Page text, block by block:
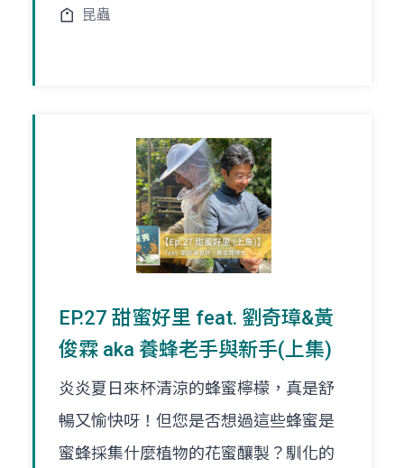
昆蟲
EP.27 甜蜜好里 feat. 劉奇璋&黃
俊霖 aka 養蜂老手與新手(上集)
炎炎夏日來杯清涼的蜂蜜檸檬，真是舒
暢又愉快呀！但您是否想過這些蜂蜜是
蜜蜂採集什麼植物的花蜜釀製？馴化的